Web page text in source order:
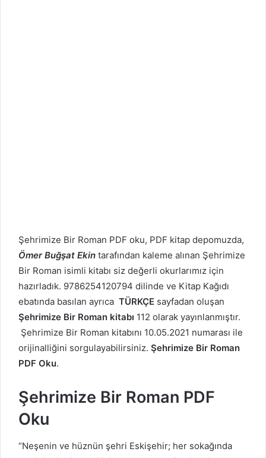
Şehrimize Bir Roman PDF oku, PDF kitap depomuzda,
Ömer Buğşat Ekin tarafından kaleme alınan Şehrimize
Bir Roman isimli kitabı siz değerli okurlarımız için
hazırladık. 9786254120794 dilinde ve Kitap Kağıdı
ebatında basılan ayrıca TÜRKÇE sayfadan oluşan
Şehrimize Bir Roman kitabı 112 olarak yayınlanmıştır.
Şehrimize Bir Roman kitabını 10.05.2021 numarası ile
orijinalliğini sorgulayabilirsiniz. Şehrimize Bir Roman
PDF Oku.
Şehrimize Bir Roman PDF
Oku
“Neşenin ve hüznün şehri Eskişehir; her sokağında